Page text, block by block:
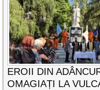
EROII DIN
OMAGIAȚI LA